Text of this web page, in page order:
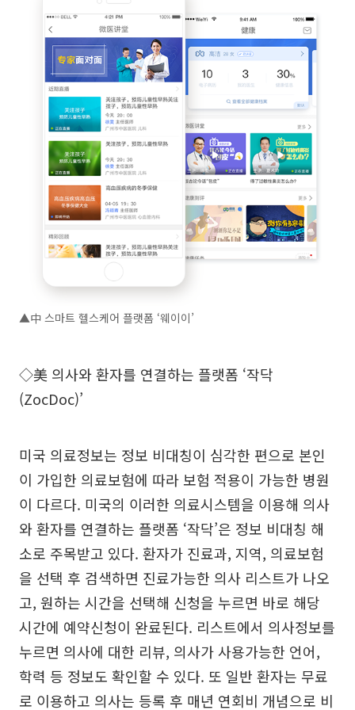
▲中 스마트 헬스케어 플랫폼 ‘웨이이’
◇美 의사와 환자를 연결하는 플랫폼 ‘작닥
(ZocDoc)’
미국 의료정보는 정보 비대칭이 심각한 편으로 본인
이 가입한 의료보험에 따라 보험 적용이 가능한 병원
이 다르다. 미국의 이러한 의료시스템을 이용해 의사
와 환자를 연결하는 플랫폼 ‘작닥’은 정보 비대칭 해
소로 주목받고 있다. 환자가 진료과, 지역, 의료보험
을 선택 후 검색하면 진료가능한 의사 리스트가 나오
고, 원하는 시간을 선택해 신청을 누르면 바로 해당
시간에 예약신청이 완료된다. 리스트에서 의사정보를
누르면 의사에 대한 리뷰, 의사가 사용가능한 언어,
학력 등 정보도 확인할 수 있다. 또 일반 환자는 무료
로 이용하고 의사는 등록 후 매년 연회비 개념으로 비